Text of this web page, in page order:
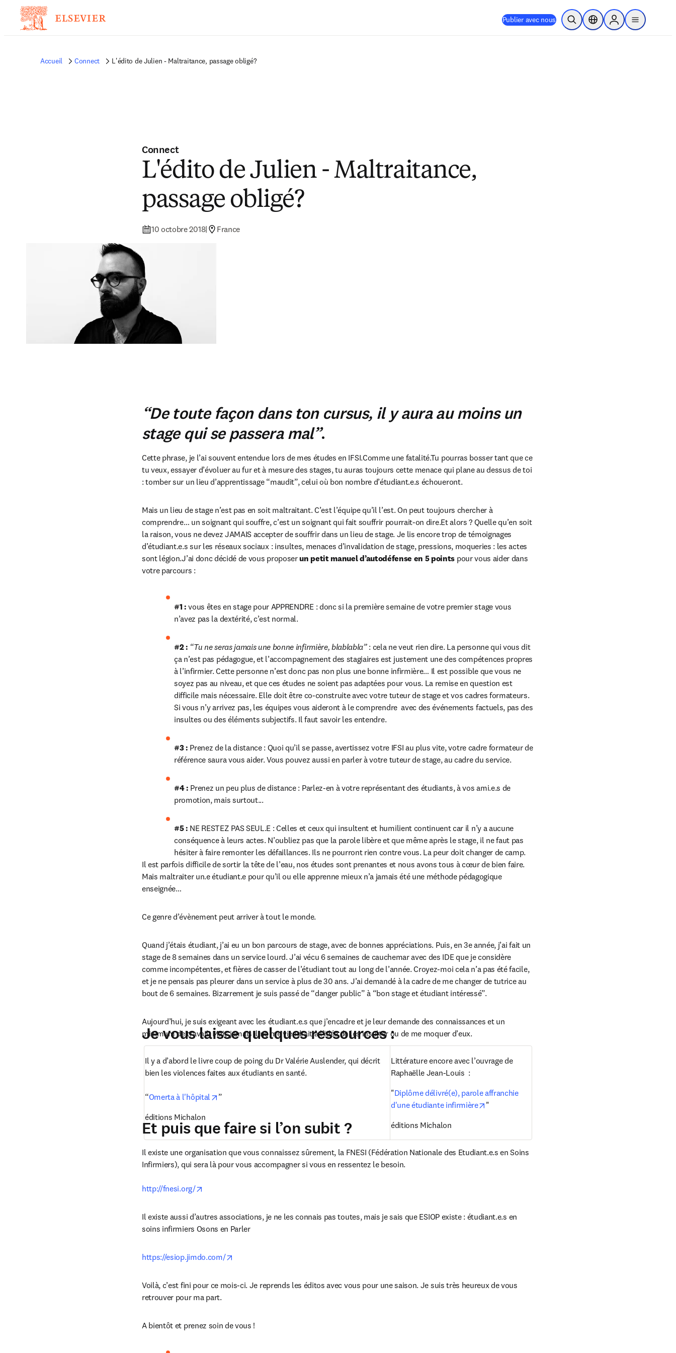
Publier avec nous Ouvrir la recherche
Sélecteur de localisation
Sign in to products
menu
Accueil Connect L'édito de Julien - Maltraitance, passage obligé?
Connect
L'édito de Julien - Maltraitance,
passage obligé?
10 octobre 2018| France
“De toute façon dans ton cursus, il y aura au moins un
stage qui se passera mal”.
Cette phrase, je l’ai souvent entendue lors de mes études en IFSI.Comme une fatalité.Tu pourras bosser tant que ce
tu veux, essayer d’évoluer au fur et à mesure des stages, tu auras toujours cette menace qui plane au dessus de toi
: tomber sur un lieu d’apprentissage “maudit”, celui où bon nombre d’étudiant.e.s échoueront.
Mais un lieu de stage n’est pas en soit maltraitant. C’est l’équipe qu’il l’est. On peut toujours chercher à
comprendre… un soignant qui souffre, c’est un soignant qui fait souffrir pourrait-on dire.Et alors ? Quelle qu’en soit
la raison, vous ne devez JAMAIS accepter de souffrir dans un lieu de stage. Je lis encore trop de témoignages
d’étudiant.e.s sur les réseaux sociaux : insultes, menaces d’invalidation de stage, pressions, moqueries : les actes
sont légion.J’ai donc décidé de vous proposer un petit manuel d’autodéfense en 5 points pour vous aider dans
votre parcours :
#1 : vous êtes en stage pour APPRENDRE : donc si la première semaine de votre premier stage vous
n’avez pas la dextérité, c’est normal.
#2 : “Tu ne seras jamais une bonne infirmière, blablabla” : cela ne veut rien dire. La personne qui vous dit
ça n’est pas pédagogue, et l’accompagnement des stagiaires est justement une des compétences propres
à l’infirmier. Cette personne n’est donc pas non plus une bonne infirmière… Il est possible que vous ne
soyez pas au niveau, et que ces études ne soient pas adaptées pour vous. La remise en question est
difficile mais nécessaire. Elle doit être co-construite avec votre tuteur de stage et vos cadres formateurs.
Si vous n’y arrivez pas, les équipes vous aideront à le comprendre  avec des événements factuels, pas des
insultes ou des éléments subjectifs. Il faut savoir les entendre.
#3 : Prenez de la distance : Quoi qu’il se passe, avertissez votre IFSI au plus vite, votre cadre formateur de
référence saura vous aider. Vous pouvez aussi en parler à votre tuteur de stage, au cadre du service.
#4 : Prenez un peu plus de distance : Parlez-en à votre représentant des étudiants, à vos ami.e.s de
promotion, mais surtout...
#5 : NE RESTEZ PAS SEUL.E : Celles et ceux qui insultent et humilient continuent car il n’y a aucune
conséquence à leurs actes. N’oubliez pas que la parole libère et que même après le stage, il ne faut pas
hésiter à faire remonter les défaillances. Ils ne pourront rien contre vous. La peur doit changer de camp.
Il est parfois difficile de sortir la tête de l’eau, nos études sont prenantes et nous avons tous à cœur de bien faire.
Mais maltraiter un.e étudiant.e pour qu’il ou elle apprenne mieux n’a jamais été une méthode pédagogique
enseignée…
Ce genre d’évènement peut arriver à tout le monde.
Quand j’étais étudiant, j’ai eu un bon parcours de stage, avec de bonnes appréciations. Puis, en 3e année, j’ai fait un
stage de 8 semaines dans un service lourd. J’ai vécu 6 semaines de cauchemar avec des IDE que je considère
comme incompétentes, et fières de casser de l’étudiant tout au long de l’année. Croyez-moi cela n’a pas été facile,
et je ne pensais pas pleurer dans un service à plus de 30 ans. J’ai demandé à la cadre de me changer de tutrice au
bout de 6 semaines. Bizarrement je suis passé de “danger public” à “bon stage et étudiant intéressé”.
Aujourd’hui, je suis exigeant avec les étudiant.e.s que j’encadre et je leur demande des connaissances et un
minimum de travail. Mais jamais il ne me viendrait à l’idée de les insulter ou de me moquer d’eux.
Je vous laisse quelques ressources :
Il y a d’abord le livre coup de poing du Dr Valérie Auslender, qui décrit
bien les violences faites aux étudiants en santé.
“Omerta à l'hôpital opens in new tab/window
”
éditions Michalon
Littérature encore avec l’ouvrage de
Raphaëlle Jean-Louis  :
"Diplôme délivré(e), parole affranchie
d'une étudiante infirmière
opens in new tab/window
"
éditions Michalon
Et puis que faire si l’on subit ?
Il existe une organisation que vous connaissez sûrement, la FNESI (Fédération Nationale des Etudiant.e.s en Soins
Infirmiers), qui sera là pour vous accompagner si vous en ressentez le besoin.
http://fnesi.org/
Il existe aussi d’autres associations, je ne les connais pas toutes, mais je sais que ESIOP existe : étudiant.e.s en
soins infirmiers Osons en Parler
https://esiop.jimdo.com/
Voilà, c’est fini pour ce mois-ci. Je reprends les éditos avec vous pour une saison. Je suis très heureux de vous
retrouver pour ma part.
A bientôt et prenez soin de vous !